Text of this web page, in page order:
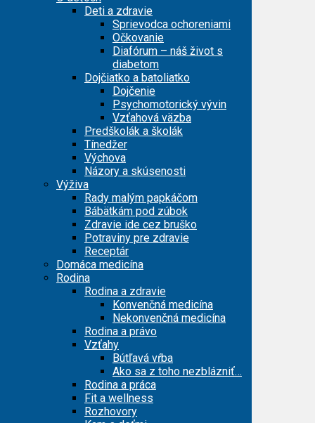
Deti a zdravie
Sprievodca ochoreniami
Očkovanie
Diafórum – náš život s
diabetom
Dojčiatko a batoliatko
Dojčenie
Psychomotorický vývin
Vzťahová väzba
Predškolák a školák
Tínedžer
Výchova
Názory a skúsenosti
Výživa
Rady malým papkáčom
Bábätkám pod zúbok
Zdravie ide cez bruško
Potraviny pre zdravie
Receptár
Domáca medicína
Rodina
Rodina a zdravie
Konvenčná medicína
Nekonvenčná medicína
Rodina a právo
Vzťahy
Bútľavá vŕba
Ako sa z toho nezblázniť…
Rodina a práca
Fit a wellness
Rozhovory